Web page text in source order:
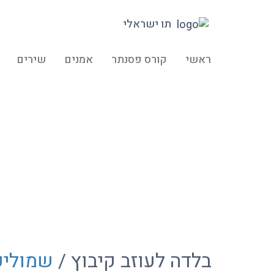
תו ישראלי
ראשי קורס פסנתר אמנים שירים
בלדה לעוזב קיבוץ /